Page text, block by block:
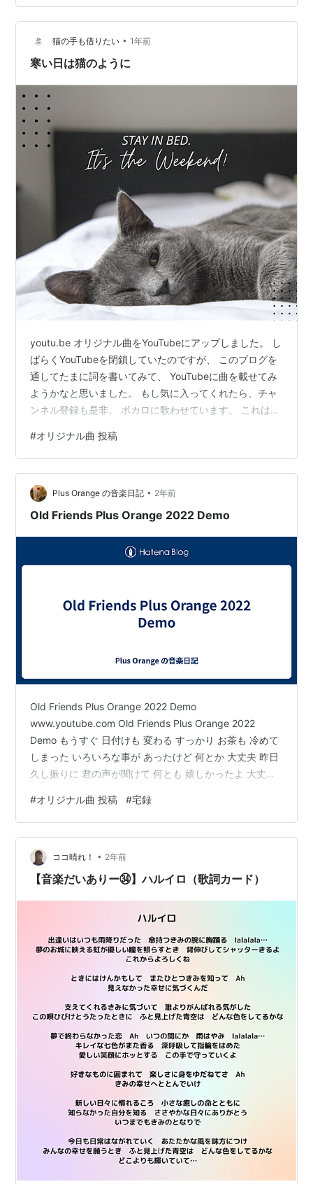
猫の手も借りたい • 1年前
寒い日は猫のように
youtu.be オリジナル曲をYouTubeにアップしました。 し
ばらくYouTubeを閉鎖していたのですが、 このブログを
通してたまに詞を書いてみて、 YouTubeに曲を載せてみ
ようかなと思いました。 もし気に入ってくれたら、チャ
ンネル登録も是非。 ボカロに歌わせています。 これはこ
うに 丸くなって窓辺で陽だまり 夢見る時間 耳をぴくぴ
く心地よさに身を任せ 寒さも忘れて あなたのそばにいる
よ 外は風が強くても ここは温かい場所 ふわふわの毛布
一緒に包まれて 寒い日は猫のように 寄り添ってあなたの
ぬくもりが 僕の宝物
#オリジナル曲 投稿
Plus Orange の音楽日記 • 2年前
Old Friends Plus Orange 2022 Demo
Old Friends Plus Orange 2022 Demo
www.youtube.com Old Friends Plus Orange 2022
Demo もうすぐ 日付けも 変わる すっかり お茶も 冷めて
しまった いろいろな事が あったけど 何とか 大丈夫 昨日
久し振りに 君の声が聞けて 何とも 嬉しかったよ 大丈夫
随分 遠くまで やってきたものだけれど いろいろな事も
すっかり 変わってしまった でもお互い 根本的なとこは
昔のままのようで 嬉しい もうすぐ この夜も 明ける 世界
は 新しい気に 満ちてる 昨日…
#オリジナル曲 投稿 #宅録
ココ晴れ！ • 2年前
【音楽だいありー㉞】ハルイロ（歌詞カード）